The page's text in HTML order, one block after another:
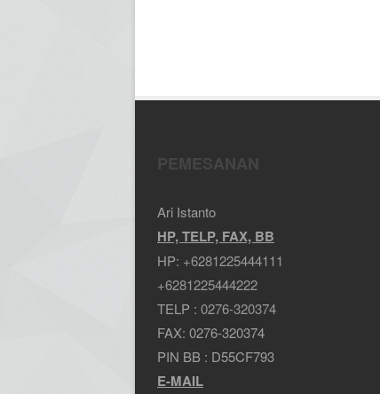
PEMESANAN
Ari Istanto
HP, TELP, FAX, BB
HP: +6281225444111
+6281225444222
TELP : 0276-320374
FAX: 0276-320374
PIN BB : D55CF793
E-MAIL